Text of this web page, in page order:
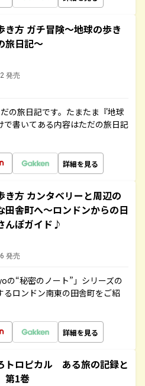
き方 ガチ冒険～地球の歩き
旅日記～
発売
の旅日記です。たまたま『地球
書いてある内容はただの旅日記
詳細を見る
き方 カンタベリーと周辺の
田舎町へ～ロンドンからの日
んぽガイド♪
発売
の“秘密のノート”」シリーズの
ロンドン南東の田舎町をご紹
詳細を見る
トロピカル ある旅の記録と
1巻